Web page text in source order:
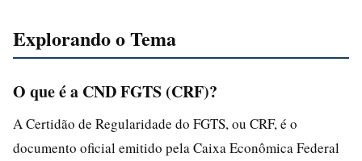
Explorando o Tema
O que é a CND FGTS (CRF)?
A Certidão de Regularidade do FGTS, ou CRF, é o
documento oficial emitido pela Caixa Econômica Federal